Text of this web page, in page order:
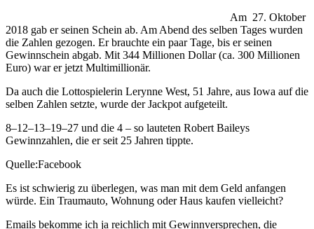
Am 27. Oktober
2018 gab er seinen Schein ab. Am Abend des selben Tages wurden
die Zahlen gezogen. Er brauchte ein paar Tage, bis er seinen
Gewinnschein abgab. Mit 344 Millionen Dollar (ca. 300 Millionen
Euro) war er jetzt Multimillionär.
Da auch die Lottospielerin Lerynne West, 51 Jahre, aus Iowa auf die
selben Zahlen setzte, wurde der Jackpot aufgeteilt.
8–12–13–19–27 und die 4 – so lauteten Robert Baileys
Gewinnzahlen, die er seit 25 Jahren tippte.
Quelle:Facebook
Es ist schwierig zu überlegen, was man mit dem Geld anfangen
würde. Ein Traumauto, Wohnung oder Haus kaufen vielleicht?
Emails bekomme ich ja reichlich mit Gewinnversprechen, die